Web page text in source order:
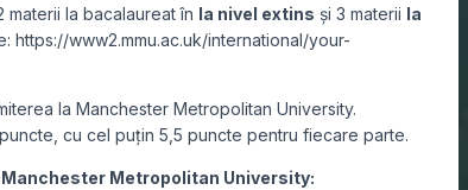
la bacalaureat în la nivel extins și 3 materii la
https://www2.mmu.ac.uk/international/your-
la Manchester Metropolitan University.
cu cel puțin 5,5 puncte pentru fiecare parte.
Metropolitan University: